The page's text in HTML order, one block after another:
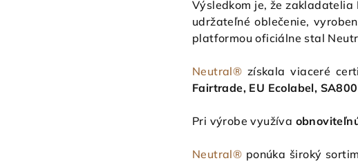
Výsledkom je, že
udržateľné oblečenie,
platformou oficiálne stal
Neutral® získala viaceré
Fairtrade, EU Ecolabel,
Pri výrobe využíva
Neutral® ponúka široký